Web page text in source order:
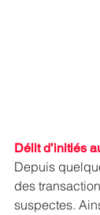
Délit d’initiés
Depuis
des
suspectes.